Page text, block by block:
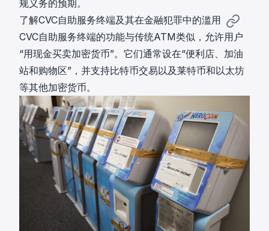
规义务的预期。
了解CVC自助服务终端及其在金融犯罪中的滥用
CVC自助服务终端的功能与传统ATM类似，允许用户
“用现金买卖加密货币”。它们通常设在“便利店、加油
站和购物区”，并支持比特币交易以及莱特币和以太坊
等其他加密货币。